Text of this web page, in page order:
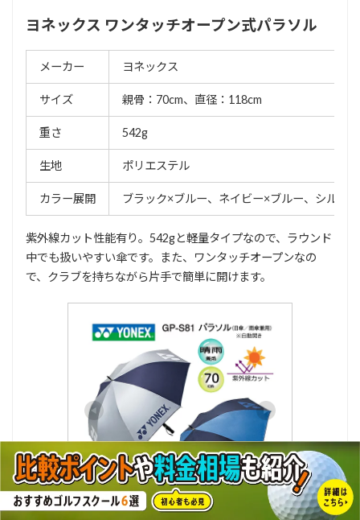
ヨネックス ワンタッチオープン式パラソル
メーカー ヨネックス
サイズ 親骨：70cm、直径：118cm
重さ 542g
生地 ポリエステル
カラー展開 ブラック×ブルー、ネイビー×ブルー、シルバー
紫外線カット性能有り。542gと軽量タイプなので、ラウンド
中でも扱いやすい傘です。また、ワンタッチオープンなの
で、クラブを持ちながら片手で簡単に開けます。